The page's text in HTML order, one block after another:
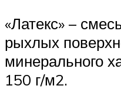
«Латекс» –
рыхлых
минерального
150 г/м2.